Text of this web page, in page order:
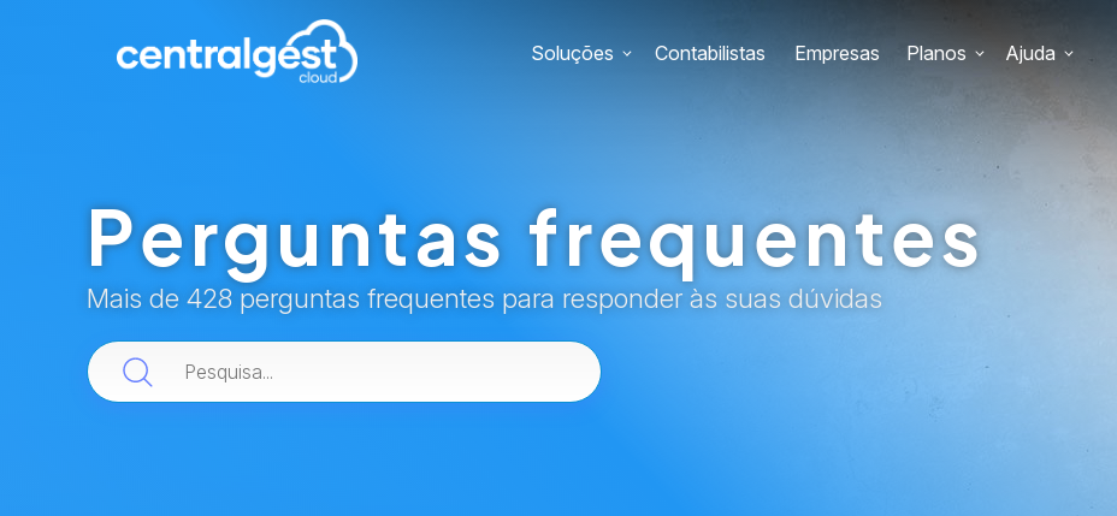
Soluções Contabilistas Empresas Planos Ajuda
Perguntas frequentes
Mais de 428 perguntas frequentes para responder às suas dúvidas